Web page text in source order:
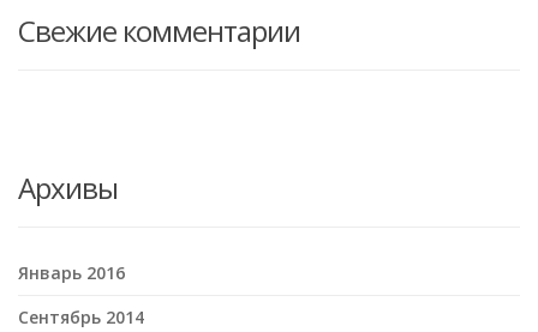
Свежие комментарии
Архивы
Январь 2016
Сентябрь 2014